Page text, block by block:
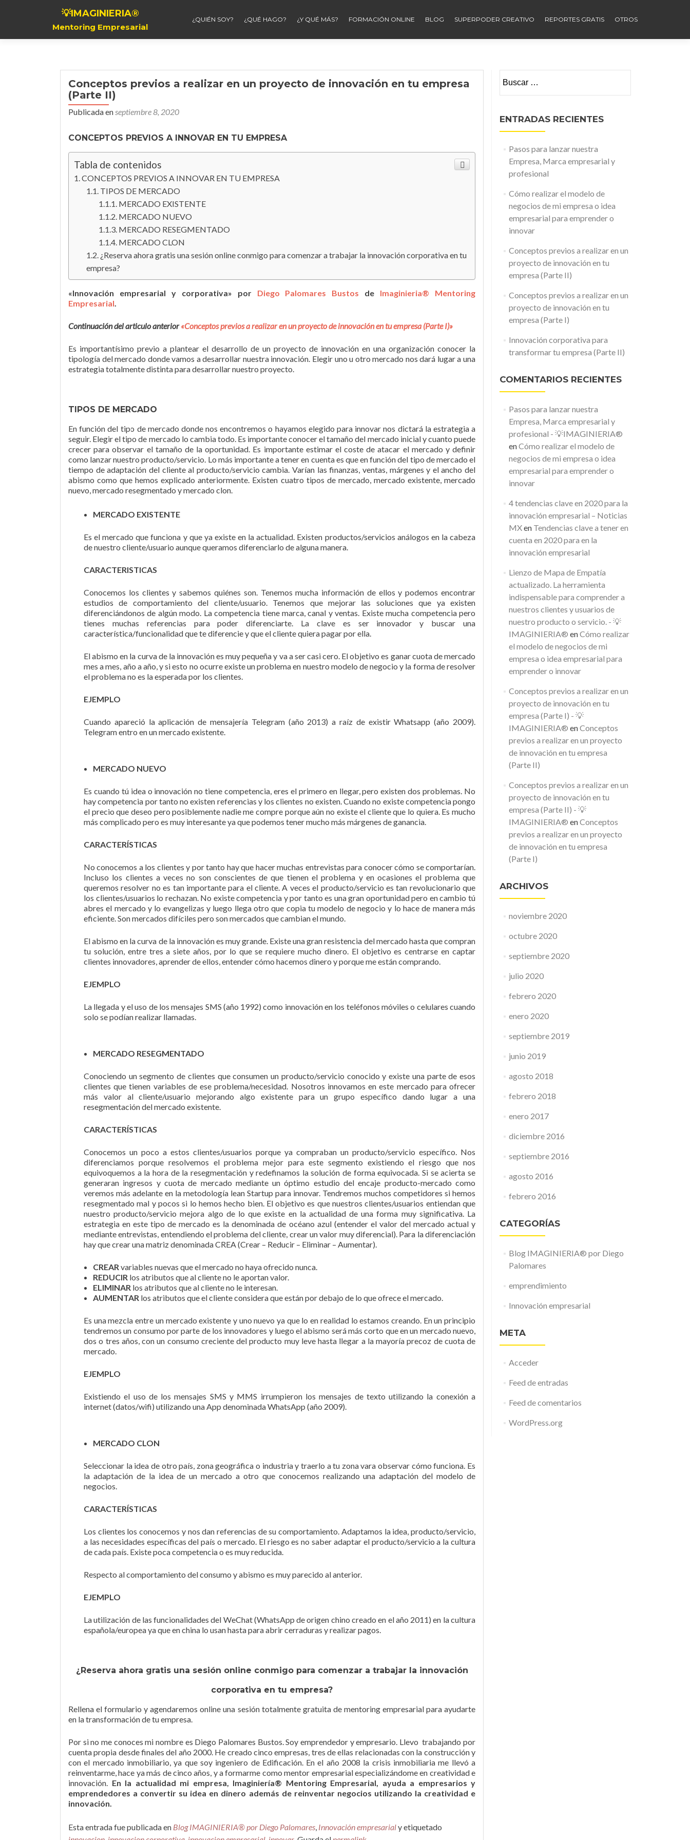
💡IMAGINIERIA®
Mentoring Empresarial
¿QUIÉN SOY? ¿QUÉ HAGO? ¿Y QUÉ MÁS? FORMACIÓN ONLINE BLOG SUPERPODER CREATIVO REPORTES GRATIS OTROS
Conceptos previos a realizar en un proyecto de innovación en tu empresa
(Parte II)
Publicada enseptiembre 8, 2020
CONCEPTOS PREVIOS A INNOVAR EN TU EMPRESA
Tabla de contenidos
CONCEPTOS PREVIOS A INNOVAR EN TU EMPRESA
TIPOS DE MERCADO
MERCADO EXISTENTE
MERCADO NUEVO
MERCADO RESEGMENTADO
MERCADO CLON
¿Reserva ahora gratis una sesión online conmigo para comenzar a trabajar la innovación corporativa en tu
empresa?
«Innovación empresarial y corporativa» por Diego Palomares Bustos de Imaginieria® Mentoring
Empresarial.
Continuación del articulo anterior «Conceptos previos a realizar en un proyecto de innovación en tu empresa (Parte I)»
Es importantísimo previo a plantear el desarrollo de un proyecto de innovación en una organización conocer la
tipología del mercado donde vamos a desarrollar nuestra innovación. Elegir uno u otro mercado nos dará lugar a una
estrategia totalmente distinta para desarrollar nuestro proyecto.
TIPOS DE MERCADO
En función del tipo de mercado donde nos encontremos o hayamos elegido para innovar nos dictará la estrategia a
seguir. Elegir el tipo de mercado lo cambia todo. Es importante conocer el tamaño del mercado inicial y cuanto puede
crecer para observar el tamaño de la oportunidad. Es importante estimar el coste de atacar el mercado y definir
como lanzar nuestro producto/servicio. Lo más importante a tener en cuenta es que en función del tipo de mercado el
tiempo de adaptación del cliente al producto/servicio cambia. Varían las finanzas, ventas, márgenes y el ancho del
abismo como que hemos explicado anteriormente. Existen cuatro tipos de mercado, mercado existente, mercado
nuevo, mercado resegmentado y mercado clon.
MERCADO EXISTENTE
Es el mercado que funciona y que ya existe en la actualidad. Existen productos/servicios análogos en la cabeza
de nuestro cliente/usuario aunque queramos diferenciarlo de alguna manera.
CARACTERISTICAS
Conocemos los clientes y sabemos quiénes son. Tenemos mucha información de ellos y podemos encontrar
estudios de comportamiento del cliente/usuario. Tenemos que mejorar las soluciones que ya existen
diferenciándonos de algún modo. La competencia tiene marca, canal y ventas. Existe mucha competencia pero
tienes muchas referencias para poder diferenciarte. La clave es ser innovador y buscar una
característica/funcionalidad que te diferencie y que el cliente quiera pagar por ella.
El abismo en la curva de la innovación es muy pequeña y va a ser casi cero. El objetivo es ganar cuota de mercado
mes a mes, año a año, y si esto no ocurre existe un problema en nuestro modelo de negocio y la forma de resolver
el problema no es la esperada por los clientes.
EJEMPLO
Cuando apareció la aplicación de mensajería Telegram (año 2013) a raíz de existir Whatsapp (año 2009).
Telegram entro en un mercado existente.
MERCADO NUEVO
Es cuando tú idea o innovación no tiene competencia, eres el primero en llegar, pero existen dos problemas. No
hay competencia por tanto no existen referencias y los clientes no existen. Cuando no existe competencia pongo
el precio que deseo pero posiblemente nadie me compre porque aún no existe el cliente que lo quiera. Es mucho
más complicado pero es muy interesante ya que podemos tener mucho más márgenes de ganancia.
CARACTERÍSTICAS
No conocemos a los clientes y por tanto hay que hacer muchas entrevistas para conocer cómo se comportarían.
Incluso los clientes a veces no son conscientes de que tienen el problema y en ocasiones el problema que
queremos resolver no es tan importante para el cliente. A veces el producto/servicio es tan revolucionario que
los clientes/usuarios lo rechazan. No existe competencia y por tanto es una gran oportunidad pero en cambio tú
abres el mercado y lo evangelizas y luego llega otro que copia tu modelo de negocio y lo hace de manera más
eficiente. Son mercados difíciles pero son mercados que cambian el mundo.
El abismo en la curva de la innovación es muy grande. Existe una gran resistencia del mercado hasta que compran
tu solución, entre tres a siete años, por lo que se requiere mucho dinero. El objetivo es centrarse en captar
clientes innovadores, aprender de ellos, entender cómo hacemos dinero y porque me están comprando.
EJEMPLO
La llegada y el uso de los mensajes SMS (año 1992) como innovación en los teléfonos móviles o celulares cuando
solo se podían realizar llamadas.
MERCADO RESEGMENTADO
Conociendo un segmento de clientes que consumen un producto/servicio conocido y existe una parte de esos
clientes que tienen variables de ese problema/necesidad. Nosotros innovamos en este mercado para ofrecer
más valor al cliente/usuario mejorando algo existente para un grupo específico dando lugar a una
resegmentación del mercado existente.
CARACTERÍSTICAS
Conocemos un poco a estos clientes/usuarios porque ya compraban un producto/servicio específico. Nos
diferenciamos porque resolvemos el problema mejor para este segmento existiendo el riesgo que nos
equivoquemos a la hora de la resegmentación y redefinamos la solución de forma equivocada. Si se acierta se
generaran ingresos y cuota de mercado mediante un óptimo estudio del encaje producto-mercado como
veremos más adelante en la metodología lean Startup para innovar. Tendremos muchos competidores si hemos
resegmentado mal y pocos si lo hemos hecho bien. El objetivo es que nuestros clientes/usuarios entiendan que
nuestro producto/servicio mejora algo de lo que existe en la actualidad de una forma muy significativa. La
estrategia en este tipo de mercado es la denominada de océano azul (entender el valor del mercado actual y
mediante entrevistas, entendiendo el problema del cliente, crear un valor muy diferencial). Para la diferenciación
hay que crear una matriz denominada CREA (Crear – Reducir – Eliminar – Aumentar).
CREAR variables nuevas que el mercado no haya ofrecido nunca.
REDUCIR los atributos que al cliente no le aportan valor.
ELIMINAR los atributos que al cliente no le interesan.
AUMENTAR los atributos que el cliente considera que están por debajo de lo que ofrece el mercado.
Es una mezcla entre un mercado existente y uno nuevo ya que lo en realidad lo estamos creando. En un principio
tendremos un consumo por parte de los innovadores y luego el abismo será más corto que en un mercado nuevo,
dos o tres años, con un consumo creciente del producto muy leve hasta llegar a la mayoría precoz de cuota de
mercado.
EJEMPLO
Existiendo el uso de los mensajes SMS y MMS irrumpieron los mensajes de texto utilizando la conexión a
internet (datos/wifi) utilizando una App denominada WhatsApp (año 2009).
MERCADO CLON
Seleccionar la idea de otro país, zona geográfica o industria y traerlo a tu zona vara observar cómo funciona. Es
la adaptación de la idea de un mercado a otro que conocemos realizando una adaptación del modelo de
negocios.
CARACTERÍSTICAS
Los clientes los conocemos y nos dan referencias de su comportamiento. Adaptamos la idea, producto/servicio,
a las necesidades específicas del país o mercado. El riesgo es no saber adaptar el producto/servicio a la cultura
de cada país. Existe poca competencia o es muy reducida.
Respecto al comportamiento del consumo y abismo es muy parecido al anterior.
EJEMPLO
La utilización de las funcionalidades del WeChat (WhatsApp de origen chino creado en el año 2011) en la cultura
española/europea ya que en china lo usan hasta para abrir cerraduras y realizar pagos.
¿Reserva ahora gratis una sesión online conmigo para comenzar a trabajar la innovación
corporativa en tu empresa?
Rellena el formulario y agendaremos online una sesión totalmente gratuita de mentoring empresarial para ayudarte
en la transformación de tu empresa.
Por si no me conoces mi nombre es Diego Palomares Bustos. Soy emprendedor y empresario. Llevo trabajando por
cuenta propia desde finales del año 2000. He creado cinco empresas, tres de ellas relacionadas con la construcción y
con el mercado inmobiliario, ya que soy ingeniero de Edificación. En el año 2008 la crisis inmobiliaria me llevó a
reinventarme, hace ya más de cinco años, y a formarme como mentor empresarial especializándome en creatividad e
innovación. En la actualidad mi empresa, Imaginiería® Mentoring Empresarial, ayuda a empresarios y
emprendedores a convertir su idea en dinero además de reinventar negocios utilizando la creatividad e
innovación.
Esta entrada fue publicada en Blog IMAGINIERIA® por Diego Palomares, Innovación empresarialy etiquetado
ENTRADAS RECIENTES
Pasos para lanzar nuestra
Empresa, Marca empresarial y
profesional
Cómo realizar el modelo de
negocios de mi empresa o idea
empresarial para emprender o
innovar
Conceptos previos a realizar en un
proyecto de innovación en tu
empresa (Parte II)
Conceptos previos a realizar en un
proyecto de innovación en tu
empresa (Parte I)
Innovación corporativa para
transformar tu empresa (Parte II)
COMENTARIOS RECIENTES
Pasos para lanzar nuestra
Empresa, Marca empresarial y
profesional - 💡IMAGINIERIA®
enCómo realizar el modelo de
negocios de mi empresa o idea
empresarial para emprender o
innovar
4 tendencias clave en 2020 para la
innovación empresarial – Noticias
MXen Tendencias clave a tener en
cuenta en 2020 para en la
innovación empresarial
Lienzo de Mapa de Empatía
actualizado. La herramienta
indispensable para comprender a
nuestros clientes y usuarios de
nuestro producto o servicio. - 💡
IMAGINIERIA® enCómo realizar
el modelo de negocios de mi
empresa o idea empresarial para
emprender o innovar
Conceptos previos a realizar en un
proyecto de innovación en tu
empresa (Parte I) - 💡
IMAGINIERIA® enConceptos
previos a realizar en un proyecto
de innovación en tu empresa
(Parte II)
Conceptos previos a realizar en un
proyecto de innovación en tu
empresa (Parte II) - 💡
IMAGINIERIA® enConceptos
previos a realizar en un proyecto
de innovación en tu empresa
(Parte I)
ARCHIVOS
noviembre 2020
octubre 2020
septiembre 2020
julio 2020
febrero 2020
enero 2020
septiembre 2019
junio 2019
agosto 2018
febrero 2018
enero 2017
diciembre 2016
septiembre 2016
agosto 2016
febrero 2016
CATEGORÍAS
Blog IMAGINIERIA® por Diego
Palomares
emprendimiento
Innovación empresarial
META
Acceder
Feed de entradas
Feed de comentarios
WordPress.org